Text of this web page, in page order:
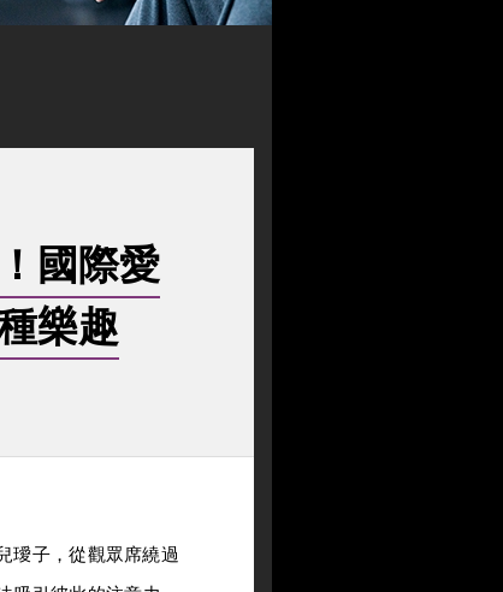
國際愛
樂趣
璦子，從觀眾席繞過